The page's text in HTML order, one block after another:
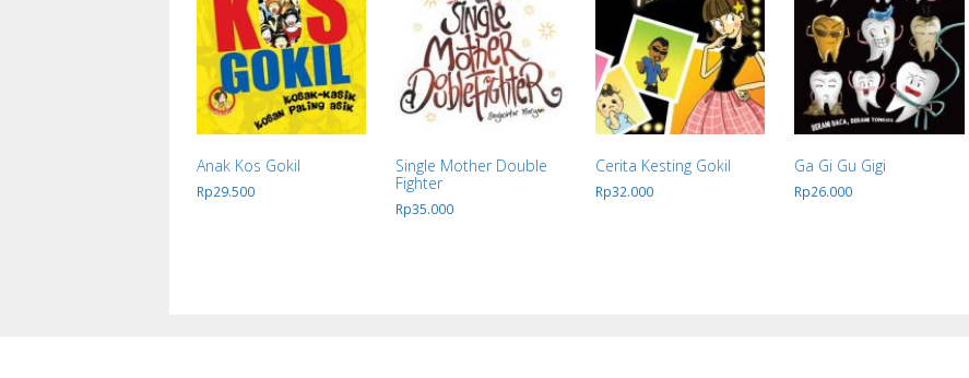
Anak Kos Gokil
Rp29.500
Single Mother Double
Fighter
Rp35.000
Cerita Kesting Gokil
Rp32.000
Ga Gi Gu Gigi
Rp26.000